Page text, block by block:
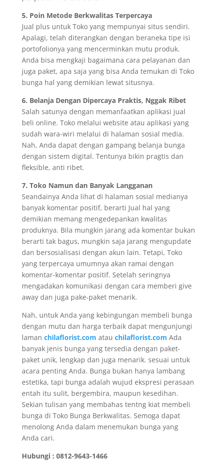
5. Poin Metode Berkwalitas Terpercaya
Jual plus untuk Toko yang mempunyai situs sendiri.
Apalagi, telah diterangkan dengan beraneka tipe isi
portofolionya yang mencerminkan mutu produk.
Anda bisa mengkaji bagaimana cara pelayanan dan
juga paket, apa saja yang bisa Anda temukan di Toko
bunga hal yang demikian lewat situsnya.
6. Belanja Dengan Dipercaya Praktis, Nggak Ribet
Salah satunya dengan memanfaatkan aplikasi jual
beli online. Toko melalui website atau aplikasi yang
sudah wara-wiri melalui di halaman sosial media.
Nah, Anda dapat dengan gampang belanja bunga
dengan sistem digital. Tentunya bikin pragtis dan
fleksible, anti ribet.
7. Toko Namun dan Banyak Langganan
Seandainya Anda lihat di halaman sosial medianya
banyak komentar positif, berarti Jual hal yang
demikian memang mengedepankan kwalitas
produknya. Bila mungkin jarang ada komentar bukan
berarti tak bagus, mungkin saja jarang mengupdate
dan bersosialisasi dengan akun lain. Tetapi, Toko
yang terpercaya umumnya akan ramai dengan
komentar-komentar positif. Setelah seringnya
mengadakan komunikasi dengan cara memberi give
away dan juga pake-paket menarik.
Nah, untuk Anda yang kebingungan membeli bunga
dengan mutu dan harga terbaik dapat mengunjungi
laman chilaflorist.com atau chilaflorist.com Ada
banyak jenis bunga yang tersedia dengan paket-
paket unik, lengkap dan juga menarik. sesuai untuk
acara penting Anda. Bunga bukan hanya lambang
estetika, tapi bunga adalah wujud ekspresi perasaan
entah itu sulit, bergembira, maupun kesedihan.
Sekian tulisan yang membahas tentng kiat membeli
bunga di Toko Bunga Berkwalitas. Semoga dapat
menolong Anda dalam menemukan bunga yang
Anda cari.
Hubungi : 0812-9643-1466